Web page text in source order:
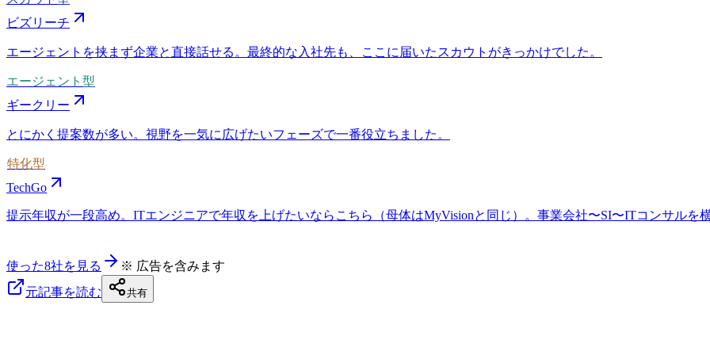
ビズリーチ
エージェントを挟まず企業と直接話せる。最終的な入社先も、ここに届いたスカウトがきっかけでした。
エージェント型
ギークリー
とにかく提案数が多い。視野を一気に広げたいフェーズで一番役立ちました。
特化型
TechGo
提示年収が一段高め。ITエンジニアで年収を上げたいならこちら（母体はMyVisionと同じ）。事業会社〜SI〜ITコンサルを横
使った8社を見る
※ 広告を含みます
元記事を読む
共有